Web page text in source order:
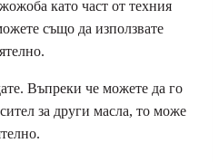
като част от техния
също да използвате
Въпреки че можете да го
за други масла, то може